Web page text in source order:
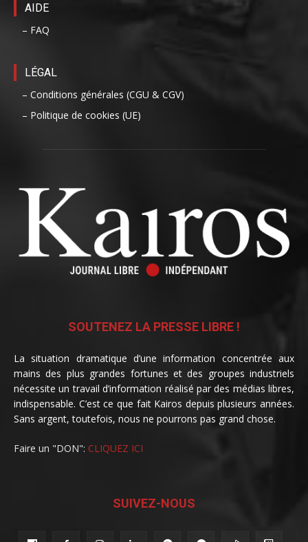
AIDE
– FAQ
LÉGAL
– Conditions générales (CGU & CGV)
– Politique de cookies (UE)
SOUTENEZ LA PRESSE LIBRE !
La situation dramatique d’une information concentrée aux
mains des plus grandes fortunes et des groupes industriels
nécessite un travail d’information réalisé par des médias libres,
indispensable. C’est ce que fait Kairos depuis plusieurs années.
Sans argent, toutefois, nous ne pourrons pas grand chose.
Faire un "DON": CLIQUEZ ICI
SUIVEZ-NOUS